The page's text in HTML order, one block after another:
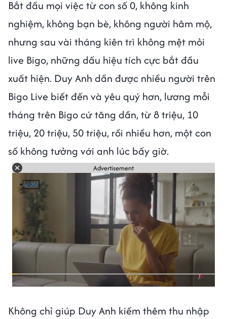
Bắt đầu mọi việc từ con số 0, không kinh
nghiệm, không bạn bè, không người hâm mộ,
nhưng sau vài tháng kiên trì không mệt mỏi
live Bigo, những dấu hiệu tích cực bắt đầu
xuất hiện. Duy Anh dần được nhiều người trên
Bigo Live biết đến và yêu quý hơn, lương mỗi
tháng trên Bigo cứ tăng dần, từ 8 triệu, 10
triệu, 20 triệu, 50 triệu, rồi nhiều hơn, một con
số không tưởng với anh lúc bấy giờ.
Advertisement
Không chỉ giúp Duy Anh kiếm thêm thu nhập